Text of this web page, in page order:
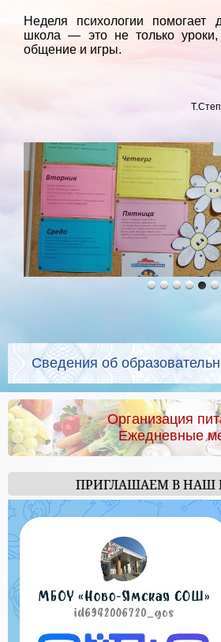
Неделя психологии помогает
школа — это не только
общение и игры.
Сведения об
Организация
Ежедневные
ПРИГЛАШАЕМ В НАШ